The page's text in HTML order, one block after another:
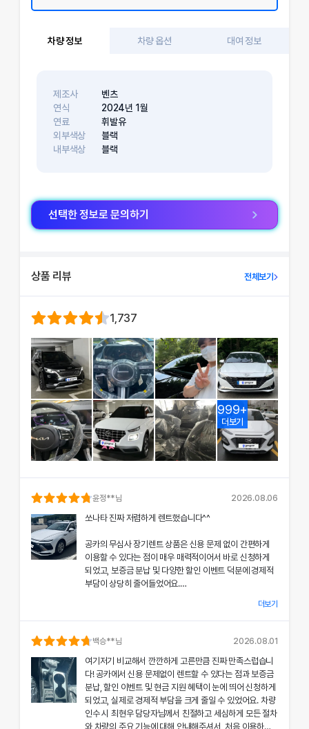
차량 정보 차량 옵션 대여 정보
제조사
벤츠
연식
2024년 1월
연료
휘발유
외부색상
블랙
내부색상
블랙
선택한 정보로 문의하기
상품 리뷰 전체보기
1,737
999+
더보기
윤정**님 2026.08.06
쏘나타 진짜 저렴하게 렌트했습니다^^
공카의 무심사 장기렌트 상품은 신용 문제 없이 간편하게
이용할 수 있다는 점이 매우 매력적이어서 바로 신청하게
되었고, 보증금 분납 및 다양한 할인 이벤트 덕분에 경제적
부담이 상당히 줄어들었어요.
차량 인수 시 장민혁 담당자님께서 친절하고 꼼꼼하게 신차
의 상태와 각종 기능에 대해 설명해주셔서, 처음 이용하는
분들도 부담 없이 서비스를 체험할 수 있었어요.
공카의 본부 직거래 시스템으로 중간 마진 없이 합리적인
렌트료를 제공받았고, 즉시 출고되는 신차 덕분에 긴급 상
황에서도 차질 없이 차량을 이용할 수 있었던 점이 특히 인
상 깊었어요.
더보기
백승**님 2026.08.01
여기저기 비교해서 깐깐하게 고른만큼 진짜 만족스럽습니
다! 공카에서 신용 문제없이 렌트할 수 있다는 점과 보증금
분납, 할인 이벤트 및 현금 지원 혜택이 눈에 띄어 신청하게
되었고, 실제로 경제적 부담을 크게 줄일 수 있었어요. 차량
인수 시 최현우 담당자님께서 친절하고 세심하게 모든 절차
와 차량의 주요 기능에 대해 안내해주셔서, 처음 이용하는